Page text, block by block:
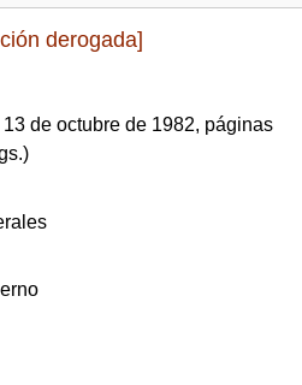
derogada]
de octubre de 1982, páginas
)